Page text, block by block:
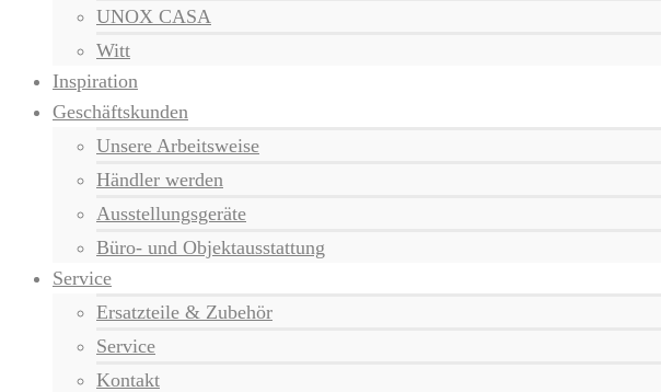
UNOX CASA
Witt
Inspiration
Geschäftskunden
Unsere Arbeitsweise
Händler werden
Ausstellungsgeräte
Büro- und Objektausstattung
Service
Ersatzteile & Zubehör
Service
Kontakt